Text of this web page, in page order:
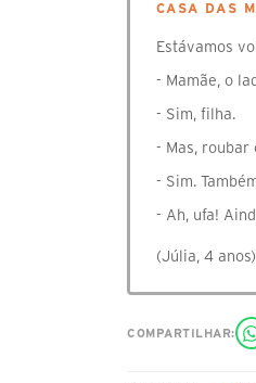
CASA DAS
Estávamos
- Mamãe, o
- Sim, filha.
- Mas, roubar
- Sim.
- Ah, ufa!
(Júlia, 4 anos)
COMPARTILHAR: